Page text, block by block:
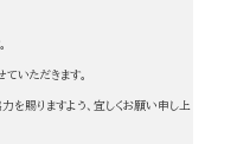
いただきます。
を賜りますよう、宜しくお願い申し上